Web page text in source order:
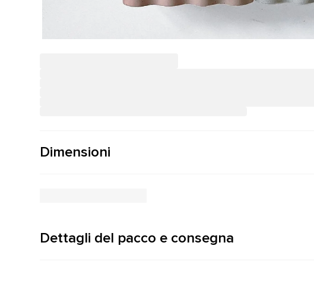
Dimensioni
Dettagli del pacco e consegna